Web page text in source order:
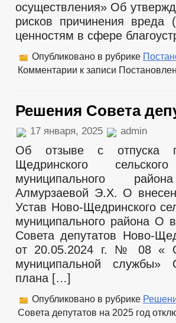
осуществления» Об
рисков причинения вреда
ценностям в сфере
Опубликовано в рубрике
Комментарии к записи
Решения Совета
17 января, 2025 admin
Об отзыве с отпуска
Щедринского
муниципального
Алмурзаевой Э.Х. О
Устав Ново-Щедринского
муниципального района О
Совета депутатов Ново-
от 20.05.2024 г. № 08 «
муниципальной службы»
плана […]
Опубликовано в рубрике
Совета депутатов на 2025 год